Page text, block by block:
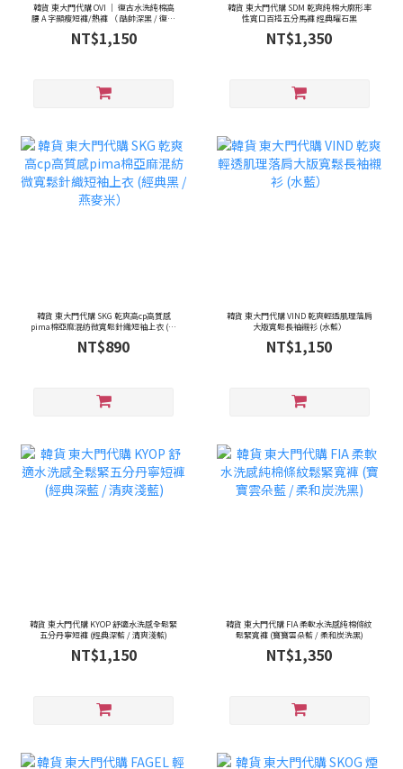
韓貨 東大門代購 OVI ｜ 復古水洗純棉高
腰 A 字顯瘦短褲/熱褲 （ 酷帥深黑 / 復古
軍綠 ）
NT$1,150
韓貨 東大門代購 SDM 乾爽純棉大廓形率
性寬口百搭五分馬褲 經典曜石黑
NT$1,350
韓貨 東大門代購 SKG 乾爽高cp高質感
pima棉亞麻混紡微寬鬆針織短袖上衣 (經
典黑 / 燕麥米）
NT$890
韓貨 東大門代購 VIND 乾爽輕透肌理落肩
大版寬鬆長袖襯衫 (水藍）
NT$1,150
韓貨 東大門代購 KYOP 舒適水洗感全鬆緊
五分丹寧短褲 (經典深藍 / 清爽淺藍)
NT$1,150
韓貨 東大門代購 FIA 柔軟水洗感純棉條紋
鬆緊寬褲 (寶寶雲朵藍 / 柔和炭洗黑)
NT$1,350